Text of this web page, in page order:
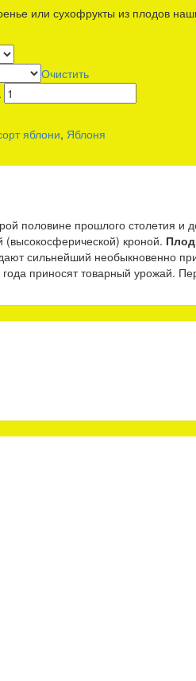
или сухофрукты из плодов
Очистить
яблони, Яблоня
половине прошлого столетия и
(высокосферической) кроной.
сильнейший необыкновенно
приносят товарный урожай.